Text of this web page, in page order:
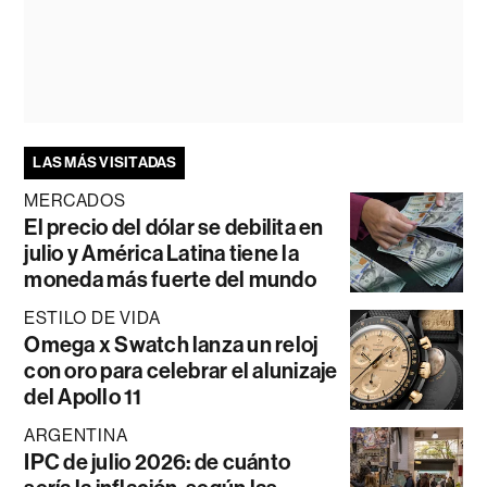
LAS MÁS VISITADAS
MERCADOS
El precio del dólar se debilita en
julio y América Latina tiene la
moneda más fuerte del mundo
ESTILO DE VIDA
Omega x Swatch lanza un reloj
con oro para celebrar el alunizaje
del Apollo 11
ARGENTINA
IPC de julio 2026: de cuánto